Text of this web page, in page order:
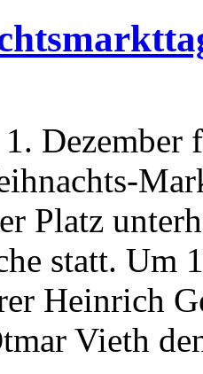
Borbeck e.V.!
Dezember
Platz
statt. Um
Heinrich
Vieth